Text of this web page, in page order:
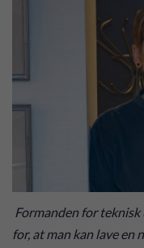
Formanden for teknisk
for, at man kan lave en